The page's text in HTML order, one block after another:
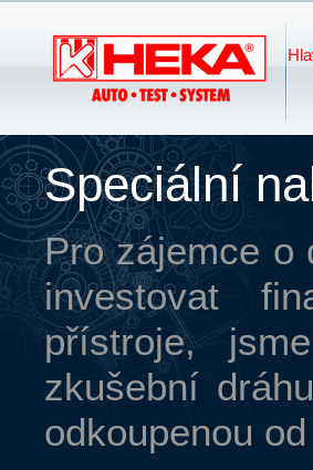
HEKA -
zkušebna brzd
a tlumičů pro
Speciální
Pro zájemce o
investovat
přístroje,
zkušební
odkoupenou